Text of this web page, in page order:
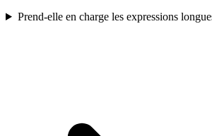
Prend-elle en charge les expressions